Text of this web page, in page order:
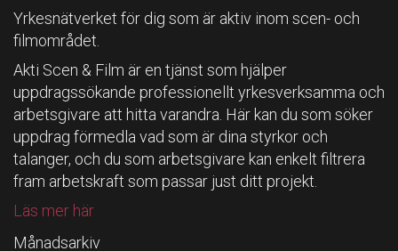
Yrkesnätverket för dig som är aktiv inom scen- och
filmområdet.
Akti Scen & Film är en tjänst som hjälper
uppdragssökande professionellt yrkesverksamma och
arbetsgivare att hitta varandra. Här kan du som söker
uppdrag förmedla vad som är dina styrkor och
talanger, och du som arbetsgivare kan enkelt filtrera
fram arbetskraft som passar just ditt projekt.
Läs mer här
Månadsarkiv